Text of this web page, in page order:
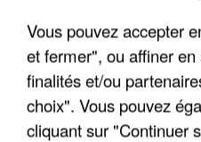
FRANCE
"JE SUIS
Vous pouvez accepter
et fermer", ou affiner
finalités et/ou
choix". Vous pouvez
cliquant sur "Continuer